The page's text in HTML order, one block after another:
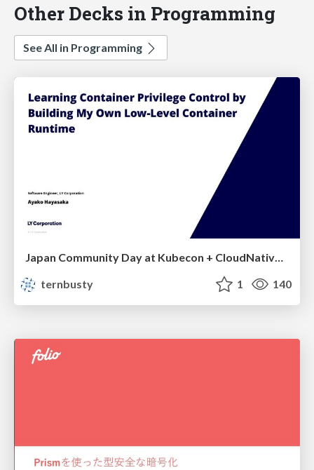
Other Decks in Programming
See All in Programming
ternbusty
1 140